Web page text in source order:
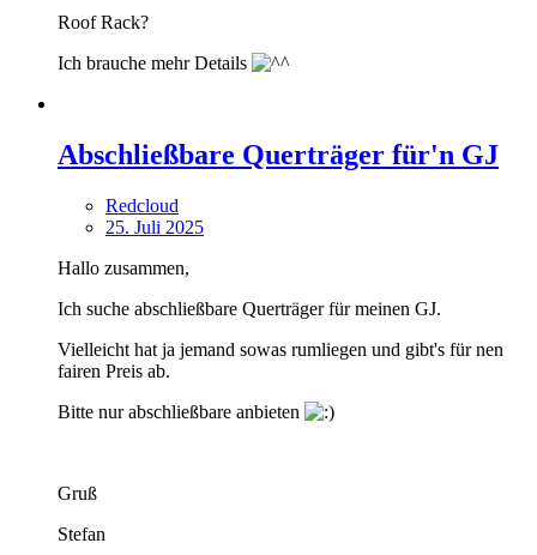
Roof Rack?
Ich brauche mehr Details
Abschließbare Querträger für'n GJ
Redcloud
25. Juli 2025
Hallo zusammen,
Ich suche abschließbare Querträger für meinen GJ.
Vielleicht hat ja jemand sowas rumliegen und gibt's für nen
fairen Preis ab.
Bitte nur abschließbare anbieten
Gruß
Stefan